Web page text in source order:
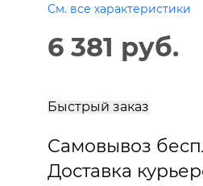
См. все характеристики
6 381 руб.
Быстрый заказ
Самовывоз
Доставка